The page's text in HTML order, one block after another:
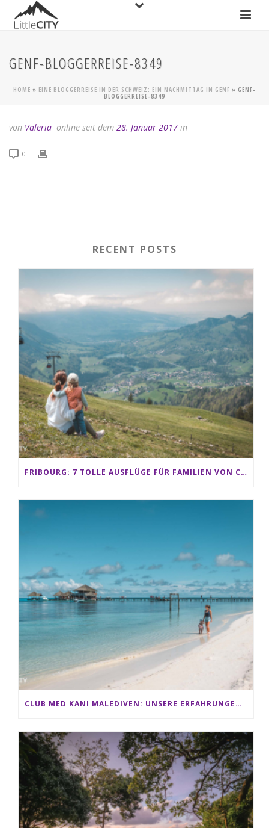
GENF-BLOGGERREISE-8349
HOME » EINE BLOGGERREISE IN DER SCHWEIZ: EIN NACHMITTAG IN GENF » GENF-
BLOGGERREISE-8349
von Valeria online seit dem 28. Januar 2017 in
0
RECENT POSTS
FRIBOURG: 7 TOLLE AUSFLÜGE FÜR FAMILIEN VON CHARMEY BIS LES PACCOTS
CLUB MED KANI MALEDIVEN: UNSERE ERFAHRUNGEN IM ALL-INCLUSIVE PARADIES